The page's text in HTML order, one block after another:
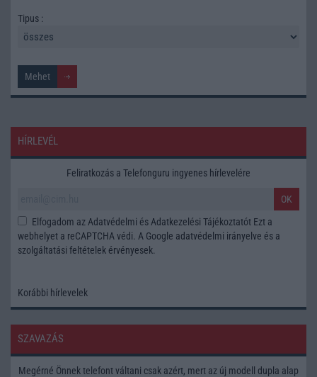
Tipus :
HÍRLEVÉL
Feliratkozás a Telefonguru ingyenes hírlevelére
OK
Elfogadom az Adatvédelmi és Adatkezelési Tájékoztatót Ezt a
webhelyet a reCAPTCHA védi. A Google adatvédelmi irányelve és a
szolgáltatási feltételek érvényesek.
Korábbi hírlevelek
SZAVAZÁS
Megérné Önnek telefont váltani csak azért, mert az új modell dupla alap